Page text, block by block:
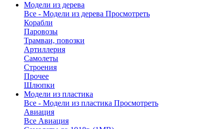
Модели из дерева
Все - Модели из дерева Просмотреть
Корабли
Паровозы
Трамваи, повозки
Артиллерия
Самолеты
Строения
Прочее
Шлюпки
Модели из пластика
Все - Модели из пластика Просмотреть
Авиация
Все Авиация